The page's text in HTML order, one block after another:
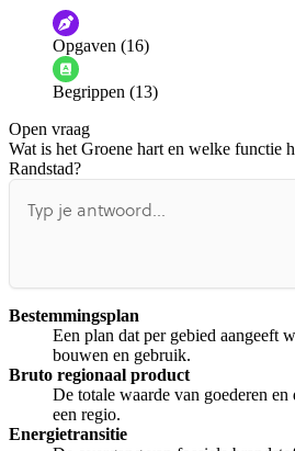
De audio is slecht
Informatie is onjuist
De docent is te langdradig
De uitleg gaat te langzaam
Afspelen werkte niet
Opgaven (16)
Begrippen (13)
Open vraag
Wat is het Groene hart en welke functie
Randstad?
Bestemmingsplan
Een plan dat per gebied aangeeft
bouwen en gebruik.
Bruto regionaal product
De totale waarde van goederen en
een regio.
Energietransitie